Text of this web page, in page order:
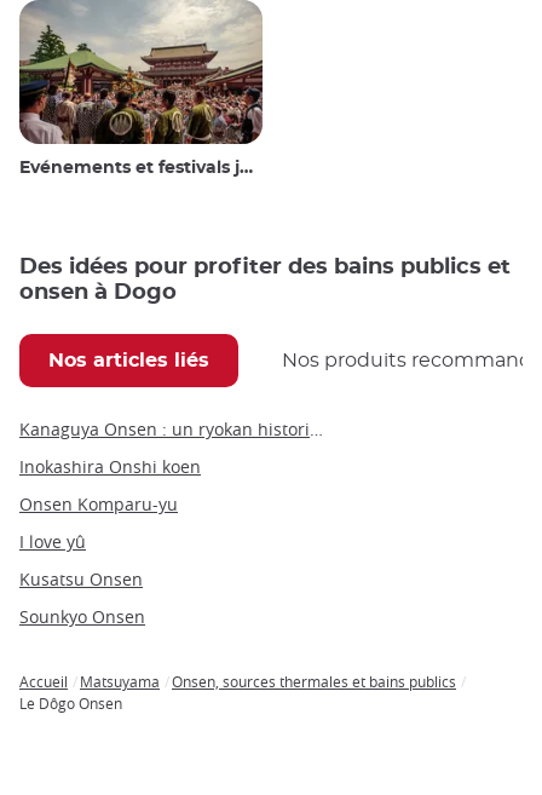
Evénements et festivals japonais
Des idées pour profiter des bains publics et
onsen à Dogo
Nos articles liés Nos produits
Kanaguya Onsen : un ryokan historique au cœur de Shibu Onsen Village
Inokashira Onshi koen
Onsen Komparu-yu
I love yû
Kusatsu Onsen
Sounkyo Onsen
Breadcrumb
Accueil Matsuyama
Onsen, sources thermales et bains publics
Le Dôgo Onsen